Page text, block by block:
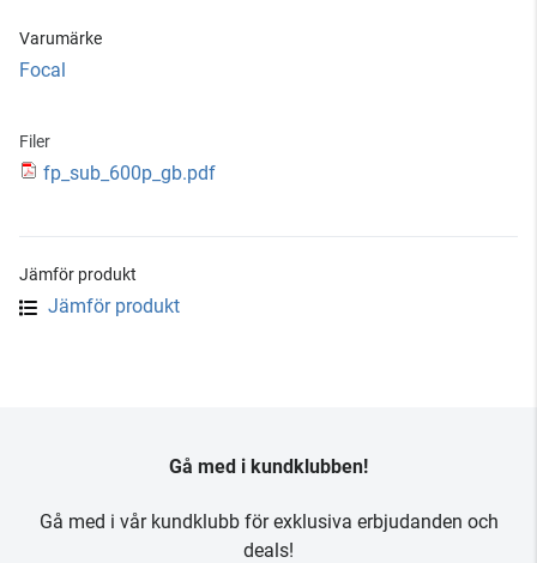
Varumärke
Focal
Filer
fp_sub_600p_gb.pdf
Jämför produkt
Jämför produkt
Gå med i kundklubben!
Gå med i vår kundklubb för exklusiva erbjudanden och
deals!